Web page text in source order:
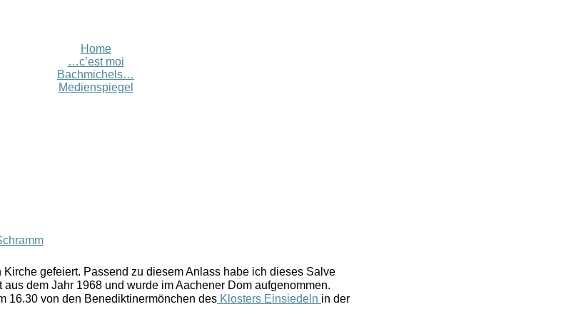
Home
…c’est moi
Bachmichels…
Medienspiegel
Kirche gefeiert. Passend zu diesem Anlass habe ich dieses Salve
dem Jahr 1968 und wurde im Aachener Dom aufgenommen.
16.30 von den Benediktinermönchen des Klosters Einsiedeln in der